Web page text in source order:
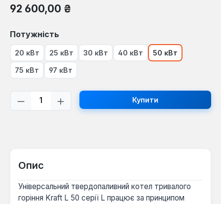
Звичайна ціна:
92 600,00 ₴
Виберіть
Потужність
20 кВт 25 кВт 30 кВт 40 кВт 50 кВт
75 кВт 97 кВт
Кількість товару: Введіть потрібну
Купити
Опис
Універсальний твердопаливний котел тривалого
горіння Kraft L 50 серії L працює за принципом